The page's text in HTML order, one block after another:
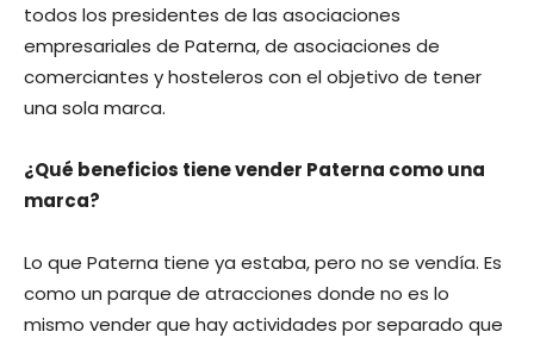
todos los presidentes de las asociaciones
empresariales de Paterna, de asociaciones de
comerciantes y hosteleros con el objetivo de tener
una sola marca.
¿Qué beneficios tiene vender Paterna como una
marca?
Lo que Paterna tiene ya estaba, pero no se vendía. Es
como un parque de atracciones donde no es lo
mismo vender que hay actividades por separado que